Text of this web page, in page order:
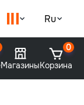
Ru
МагазиныКорзина
0